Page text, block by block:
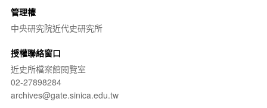
管理權
中央研究院近代史研究所
授權聯絡窗口
近史所檔案館閱覽室
02-27898284
archives@gate.sinica.edu.tw